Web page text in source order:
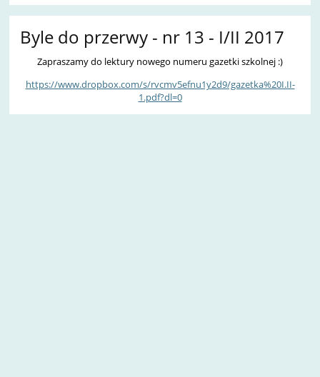
Byle do przerwy - nr 13 - I/II 2017
Zapraszamy do lektury nowego numeru gazetki szkolnej :)
https://www.dropbox.com/s/rvcmv5efnu1y2d9/gazetka%20I.II-
1.pdf?dl=0